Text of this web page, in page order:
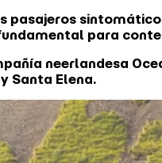
pasajeros
para
neerlandesa
Santa Elena.